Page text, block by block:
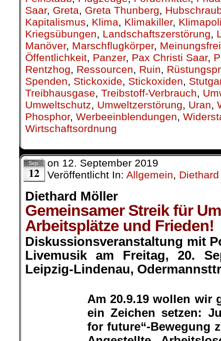
Diethard Möller
Gemeinsamer Streik für
Arbeitsplätze und Frieden!
Diskussionsveranstaltung mit
Livemusik am Freitag, 20.
Leipzig-Lindenau,
.
Diethard Möller
Am 20.9.19 wollen wir
ein Zeichen setzen:
for future“-Bewegung
Angestellte,
andere mehr. Wir
Zukunft, in der
werden, in der
Automatisierung
Arbeitsplätze für alle da sind, in
beseitigt sind. Was sich so
gehört tatsächlich zusammen.
.
Umweltzerstörung für den Profit
Atomkraft, ausufernder
öffentlichen Nah- und
großflächige Landwirtschaft,
PCB, Asbest, Pestizide, Plastik